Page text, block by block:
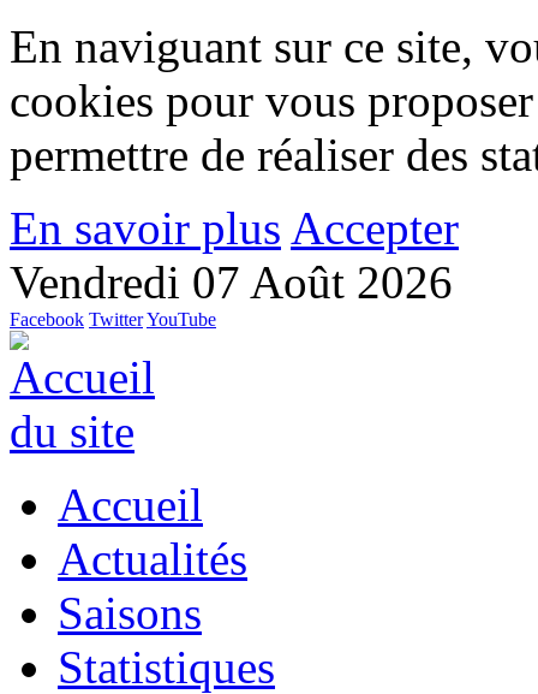
En naviguant sur ce site,
cookies pour vous
permettre de réaliser des
En savoir plus Accepter
Vendredi 07 Août 2026
Facebook TwitterYouTube
Accueil
Actualités
Saisons
Statistiques